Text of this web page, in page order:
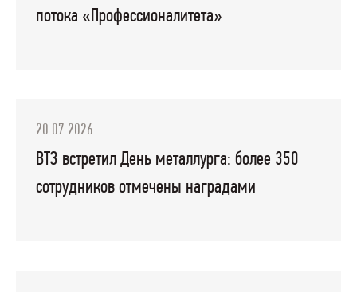
потока «Профессионалитета»
20.07.2026
ВТЗ встретил День металлурга: более 350
сотрудников отмечены наградами